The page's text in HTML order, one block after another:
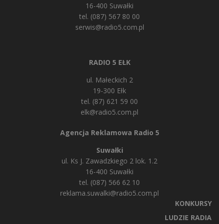
16-400 Suwałki
tel. (087) 567 80 00
serwis@radio5.com.pl
RADIO 5 EŁK
ul. Małeckich 2
19-300 Ełk
tel. (87) 621 59 00
elk@radio5.com.pl
Agencja Reklamowa Radio 5
Suwałki
ul. Ks J. Zawadzkiego 2 lok. 1.2
16-400 Suwałki
tel. (087) 566 62 10
reklama.suwalki@radio5.com.pl
KONKURSY
LUDZIE RADIA